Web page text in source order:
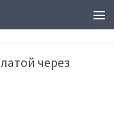
через